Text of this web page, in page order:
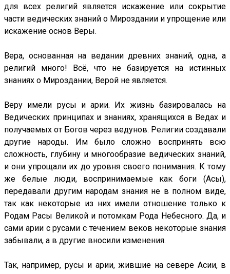
для всех религий является искажение или сокрытие
части ведических знаний о Мироздании и упрощение или
искажение основ Веры.
Вера, основанная на ведании древних знаний, одна, а
религий много! Всё, что не базируется на истинных
знаниях о Мироздании, Верой не является.
Веру имели русы и арии. Их жизнь базировалась на
Ведических принципах и знаниях, хранящихся в Ведах и
получаемых от Богов через ведунов. Религии создавали
другие народы. Им было сложно воспринять всю
сложность, глубину и многообразие ведических знаний,
и они упрощали их до уровня своего понимания. К тому
же белые люди, воспринимаемые как боги (Асы),
передавали другим народам знания не в полном виде,
так как некоторые из них имели отношение только к
Родам Расы Великой и потомкам Рода Небесного. Да, и
сами арии с русами с течением веков некоторые знания
забывали, а в другие вносили изменения.
Так, например, русы и арии, жившие на севере Асии, в